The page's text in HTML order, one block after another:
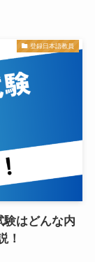
登録日本語教員
験はどんな内
！